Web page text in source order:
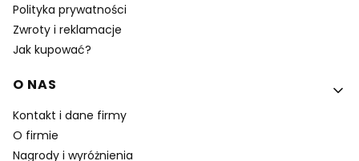
Polityka prywatności
Zwroty i reklamacje
Jak kupować?
O NAS
Kontakt i dane firmy
O firmie
Nagrody i wyróżnienia